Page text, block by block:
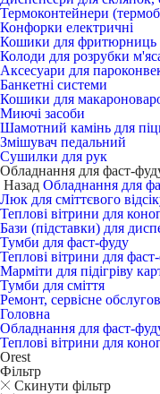
Термоконтейнери
Конфорки електричні
Кошики для фритюрниць
Колоди для розрубки
Аксесуари для
Банкетні системи
Кошики для
Миючі засоби
Шамотний камінь для
Змішувач педальний
Сушилки для рук
Обладнання для фаст-
Назад Обладнання для
Люк для сміттєвого
Теплові вітрини для
Бази (підставки) для
Тумби для фаст-фуду
Теплові вітрини для
Марміти для підігріву
Тумби для сміття
Ремонт, сервісне
Головна
Обладнання для фаст-
Теплові вітрини для
Orest
Фільтр
Скинути фільтр